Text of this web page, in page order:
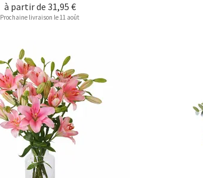
à partir de 31,95 €
Prochaine livraison le 11 août